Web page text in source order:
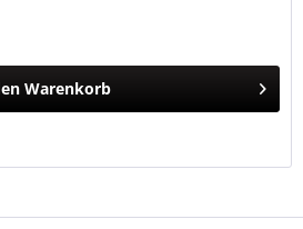
Warenkorb